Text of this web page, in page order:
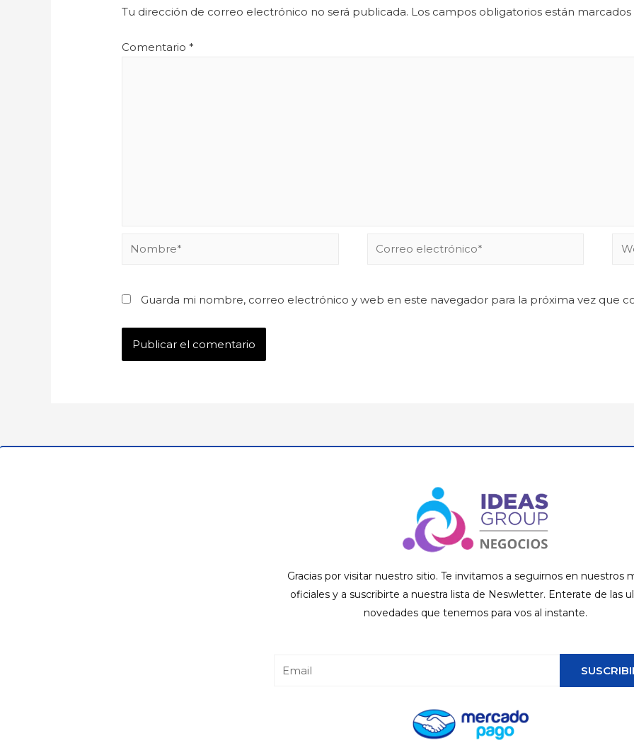
Tu dirección de correo electrónico no será publicada. Los campos obligatorios están
Comentario*
Guarda mi nombre, correo electrónico y web en este navegador para la próxima vez que
Gracias por visitar nuestro sitio. Te invitamos a seguirnos en nuestros
oficiales y a suscribirte a nuestra lista de Neswletter. Enterate de las
novedades que tenemos para vos al instante.